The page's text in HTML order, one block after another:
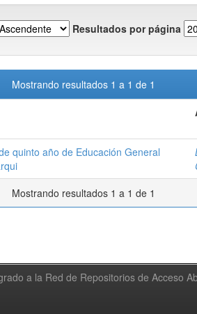
Resultados por página
Mostrando resultados 1 a 1 de 1
quinto año de Educación General
Mostrando resultados 1 a 1 de 1
a la Red de Repositorios de Acceso